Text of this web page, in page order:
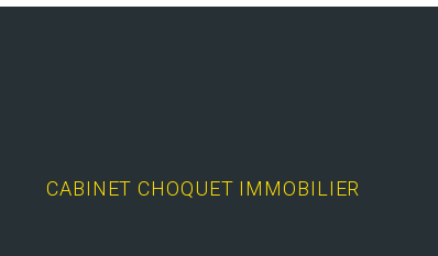
CABINET CHOQUET IMMOBILIER